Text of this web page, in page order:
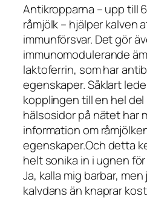
Antikropparna – upp till
råmjölk – hjälper kalven
immunförsvar. Det gör
immunomodulerande
laktoferrin, som har
egenskaper. Såklart
kopplingen till en hel
hälsosidor på nätet har
information om
egenskaper.Och detta
helt sonika in i ugnen
Ja, kalla mig barbar,
kalvdans än knaprar